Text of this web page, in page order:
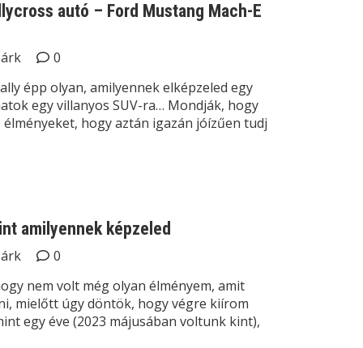
autó – Ford Mustang Mach-E
0
épp olyan, amilyennek elképzeled egy
egy villanyos SUV-ra… Mondják, hogy
hogy aztán igazán jóízűen tudj
amilyennek képzeled
0
nem volt még olyan élményem, amit
mielőtt úgy döntök, hogy végre kiírom
egy éve (2023 májusában voltunk kint),